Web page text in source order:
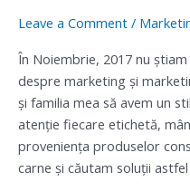
Leave a Comment /
În Noiembrie, 2017 nu
despre marketing și
și familia mea să avem un
atenție fiecare etichetă,
proveniența produselor
carne și căutam soluții